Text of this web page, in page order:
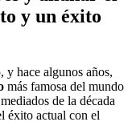
y un éxito
y hace algunos años,
más famosa del mundo
de la década
éxito actual con el